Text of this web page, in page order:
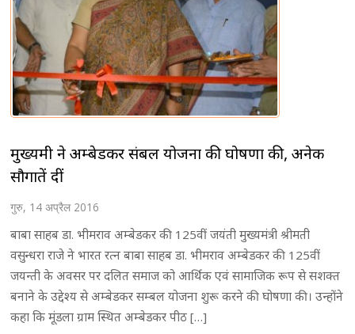
मुख्यमंत्री ने अम्बेडकर संबल योजना की घोषणा की, अनेक
सौगातें दीं
गुरु, 14 अप्रैल 2016
बाबा साहब डा. भीमराव अम्बेडकर की 125वीं जयंती मुख्यमंत्री श्रीमती
वसुन्धरा राजे ने भारत रत्न बाबा साहब डा. भीमराव अम्बेडकर की 125वीं
जयन्ती के अवसर पर दलित समाज को आर्थिक एवं सामाजिक रूप से सशक्त
बनाने के उद्देश्य से अम्बेडकर सम्बल योजना शुरू करने की घोषणा की। उन्होंने
कहा कि मूंडला ग्राम स्थित अम्बेडकर पीठ […]